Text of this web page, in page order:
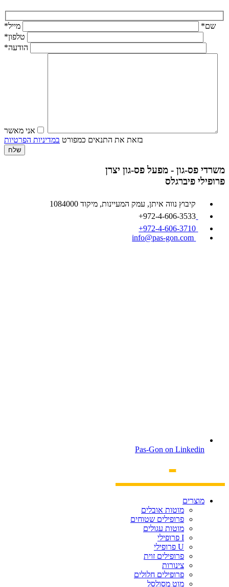
שם*
מייל*
טלפון*
הודעה*
אני מאשר
בזאת את התנאים כמפורט במדיניות הפרטיות
משרדי פס-גון - מפעל פס-גון יצרן
פרופילי פיברגלס
קיבוץ נווה איתן, עמק המעיינות, מיקוד 1084000
972-4-606-3533+
972-4-606-3710+
info@pas-gon.com
Pas-Gon on Linkedin
מוצרים
מוטות אובלים
פרופילים שטוחים
מוטות עגולים
I פרופילי
U פרופילי
פרופילים זוית
צינורות
פרופילים חלולים
מוט מסולסל